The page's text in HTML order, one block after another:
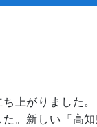
上がりました
。新しい『高